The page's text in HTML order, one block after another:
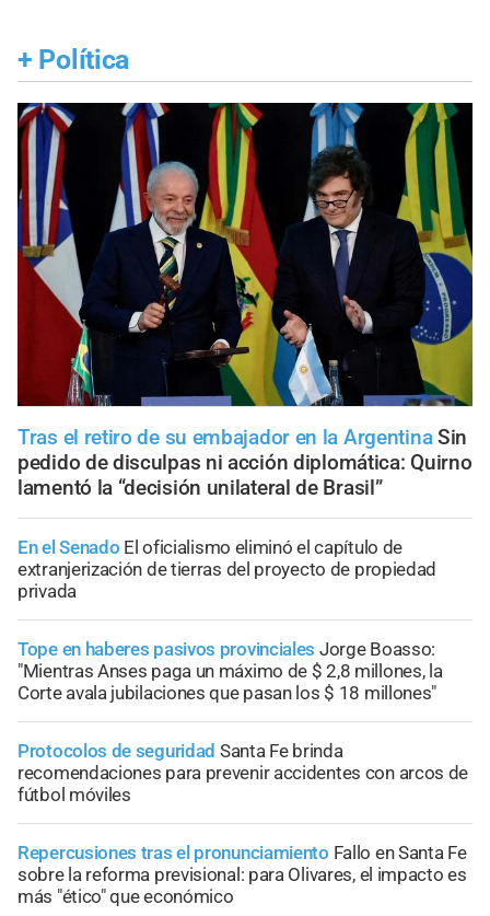
+ Política
Tras el retiro de su embajador en la Argentina Sin
pedido de disculpas ni acción diplomática: Quirno
lamentó la “decisión unilateral de Brasil”
En el Senado El oficialismo eliminó el capítulo de
extranjerización de tierras del proyecto de propiedad
privada
Tope en haberes pasivos provinciales Jorge Boasso:
"Mientras Anses paga un máximo de $ 2,8 millones, la
Corte avala jubilaciones que pasan los $ 18 millones"
Protocolos de seguridad Santa Fe brinda
recomendaciones para prevenir accidentes con arcos de
fútbol móviles
Repercusiones tras el pronunciamiento Fallo en Santa Fe
sobre la reforma previsional: para Olivares, el impacto es
más "ético" que económico